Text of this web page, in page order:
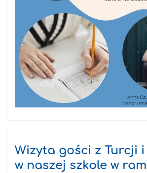
Wizyta gości z Turcji
w naszej szkole w